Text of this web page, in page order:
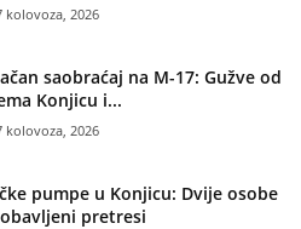
kolovoza, 2026
saobraćaj na M-17: Gužve od
Konjicu i...
kolovoza, 2026
pumpe u Konjicu: Dvije osobe
pretresi